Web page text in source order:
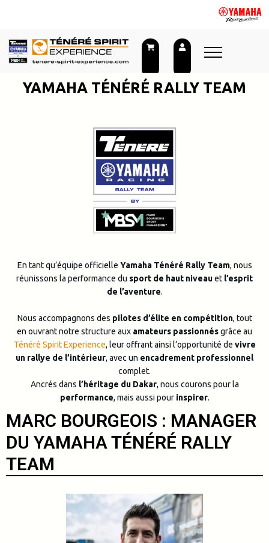
YAMAHA TÉNÉRÉ RALLY TEAM
En tant qu’équipe officielle Yamaha Ténéré Rally Team, nous
réunissons la performance du sport de haut niveauet l’esprit
de l’aventure.
Nous accompagnons des pilotes d’élite en compétition, tout
en ouvrant notre structure aux amateurs passionnésgrâce au
Ténéré Spirit Experience, leur offrant ainsi l’opportunité de vivre
un rallye de l’intérieur, avec un encadrement professionnel
complet.
Ancrés dans l’héritage du Dakar, nous courons pour la
performance, mais aussi pour inspirer.
MARC BOURGEOIS : MANAGER
DU YAMAHA TÉNÉRÉ RALLY
TEAM